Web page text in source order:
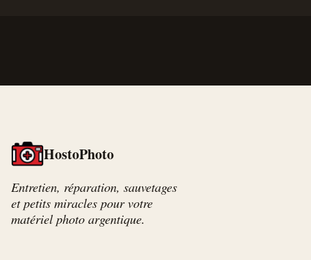
HostoPhoto
Entretien, réparation, sauvetages
et petits miracles pour votre
matériel photo argentique.